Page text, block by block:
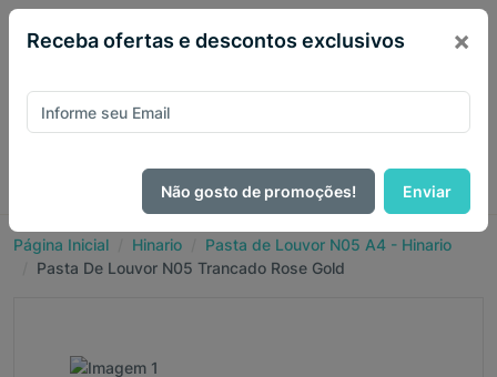
Página Inicial Hinario
Pasta de Louvor N05 A4 - Hinario
Pasta De Louvor N05 Trancado Rose Gold
Receba ofertas e descontos exclusivos ×
Não gosto de promoções! Enviar